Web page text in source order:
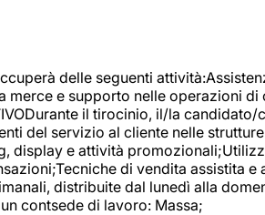
delle seguenti
e supporto nelle operazioni
il tirocinio, il/la
del servizio al cliente nelle
display e attività
di vendita assistita
distribuite dal lunedì alla
contsede di lavoro: Massa;